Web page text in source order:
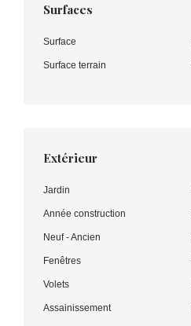
Surfaces
Surface
Surface terrain
Extérieur
Jardin
Année construction
Neuf - Ancien
Fenêtres
Volets
Assainissement